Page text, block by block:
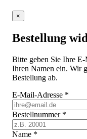
×
Bestellung
Bitte geben Sie Ihre
Ihren Namen ein. Wir
Bestellung ab.
E-Mail-Adresse *
Bestellnummer *
Name *